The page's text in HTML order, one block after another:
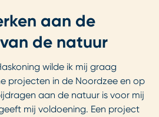
aan de
de natuur
wilde ik mij graag
projecten in de Noordzee en op
aan de natuur is voor mij
mij voldoening. Een project